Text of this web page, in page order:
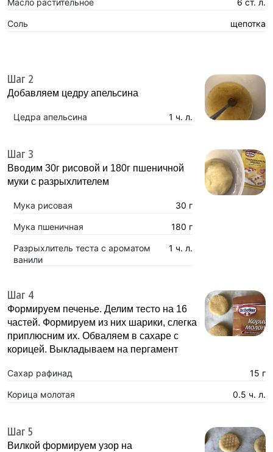
Масло растительное 6 ст. л.
Соль щепотка
Шаг 2
Добавляем цедру апельсина
Цедра апельсина 1 ч. л.
Шаг 3
Вводим 30г рисовой и 180г пшеничной
муки с разрыхлителем
Мука рисовая 30 г
Мука пшеничная 180 г
Разрыхлитель теста с ароматом
ванили
1 ч. л.
Шаг 4
Формируем печенье. Делим тесто на 16
частей. Формируем из них шарики, слегка
приплюсним их. Обваляем в сахаре с
корицей. Выкладываем на пергамент
Сахар рафинад 15 г
Корица молотая 0.5 ч. л.
Шаг 5
Вилкой формируем узор на